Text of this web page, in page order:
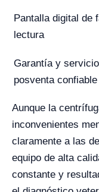
Pantalla digital de
lectura
Garantía y servicio
posventa confiable
Aunque la
inconvenientes
claramente a las
equipo de alta
constante y